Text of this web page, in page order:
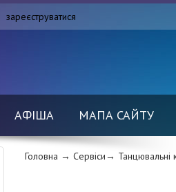
зареєструватися
АФІША МАПА САЙТУ
Головна → Сервіси→ Танцювальні